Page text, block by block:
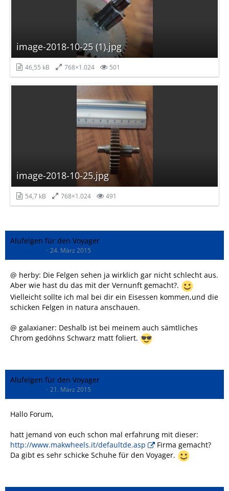
image-2018-10-25 (1).jpg
46,55 kB 768×1.024 501
image-2018-10-25.jpg
54,7 kB 768×1.024 491
Alufelgen für den Voyager
24. März 2015
@ herby: Die Felgen sehen ja wirklich gar nicht schlecht aus.
Aber wie hast du das mit der Vernunft gemacht?.
Vielleicht sollte ich mal bei dir ein Eisessen kommen,und die
schicken Felgen in natura anschauen.
@ galaxianer: Deshalb ist bei meinem auch sämtliches
Chrom gedöhns Schwarz matt foliert.
Alufelgen für den Voyager
21. März 2015
Hallo Forum,
hatt jemand von euch schon mal erfahrung mit dieser:
http://www.makwheels.it/defaultde.asp
Firma gemacht?
Da gibt es sehr schicke Schuhe für den Voyager.